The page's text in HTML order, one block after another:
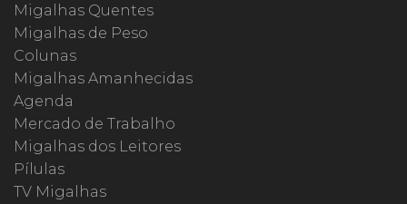
Migalhas Quentes
Migalhas de Peso
Colunas
Migalhas Amanhecidas
Agenda
Mercado de Trabalho
Migalhas dos Leitores
Pílulas
TV Migalhas